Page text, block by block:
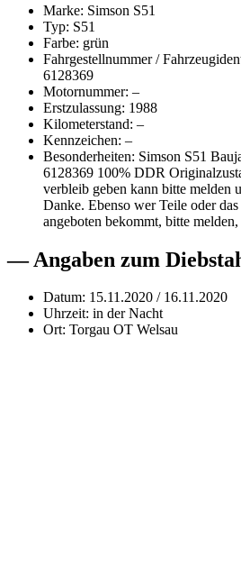
Marke: Simson S51
Typ: S51
Farbe: grün
Fahrgestellnummer /
6128369
Motornummer: –
Erstzulassung: 1988
Kilometerstand: –
Kennzeichen: –
Besonderheiten: Simson S51
6128369 100% DDR
verbleib geben kann bitte melden
Danke. Ebenso wer Teile oder
angeboten bekommt, bitte
— Angaben zum
Datum: 15.11.2020 / 16.11.2020
Uhrzeit: in der Nacht
Ort: Torgau OT Welsau